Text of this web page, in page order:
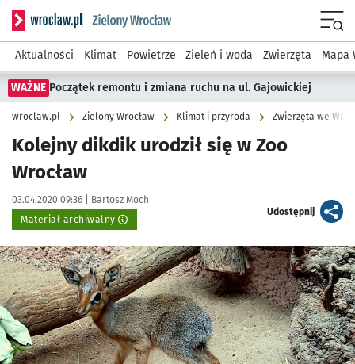
Serwis informacyjny wroclaw.pl podserwis: Środowisko we
Aktualności Klimat Powietrze Zieleń i woda Zwierzęta Mapa
WAŻNE Początek remontu i zmiana ruchu na ul. Gajowickiej
wroclaw.pl Zielony Wrocław Klimat i przyroda Zwierzęta we
Kolejny dikdik urodził się w Zoo
Wrocław
Data publikacji:
03.04.2020 09:36 | Autor:
Bartosz Moch
Materiał archiwalny
Udostępnijartykuł
Kliknij, aby powiększyć